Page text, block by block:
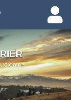
,